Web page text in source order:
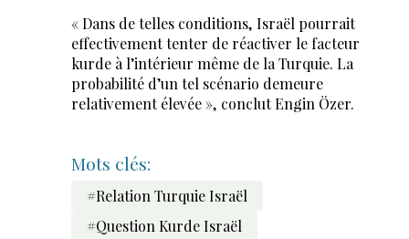
« Dans de telles conditions, Israël pourrait
effectivement tenter de réactiver le facteur
kurde à l’intérieur même de la Turquie. La
probabilité d’un tel scénario demeure
relativement élevée », conclut Engin Özer.
Mots clés:
#Relation Turquie Israël
#Question Kurde Israël